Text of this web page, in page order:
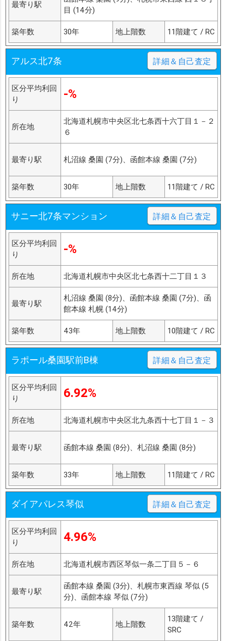
最寄り駅
目 (14分)
築年数 30年 地上階数 11階建て / RC
アルス北7条 詳細＆自己査定
区分平均利回
り
-%
所在地
北海道札幌市中央区北七条西十六丁目１－２
６
最寄り駅 札沼線 桑園 (7分)、函館本線 桑園 (7分)
築年数 30年 地上階数 11階建て / RC
サニー北7条マンション 詳細＆自己査定
区分平均利回
り
-%
所在地 北海道札幌市中央区北七条西十二丁目１３
最寄り駅
札沼線 桑園 (8分)、函館本線 桑園 (7分)、函
館本線 札幌 (14分)
築年数 43年 地上階数 10階建て / RC
ラポール桑園駅前B棟 詳細＆自己査定
区分平均利回
り
6.92%
所在地 北海道札幌市中央区北九条西十七丁目１－３
最寄り駅 函館本線 桑園 (8分)、札沼線 桑園 (8分)
築年数 33年 地上階数 11階建て / RC
ダイアパレス琴似 詳細＆自己査定
区分平均利回
り
4.96%
所在地 北海道札幌市西区琴似一条二丁目５－６
最寄り駅
函館本線 桑園 (3分)、札幌市東西線 琴似 (5
分)、函館本線 琴似 (7分)
築年数 42年 地上階数
13階建て /
SRC